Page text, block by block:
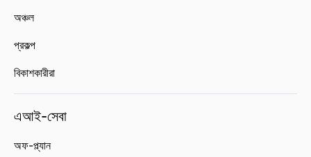
অঞ্চল
প্রকল্প
বিকাশকারীরা
এআই-সেবা
অফ-প্ল্যান